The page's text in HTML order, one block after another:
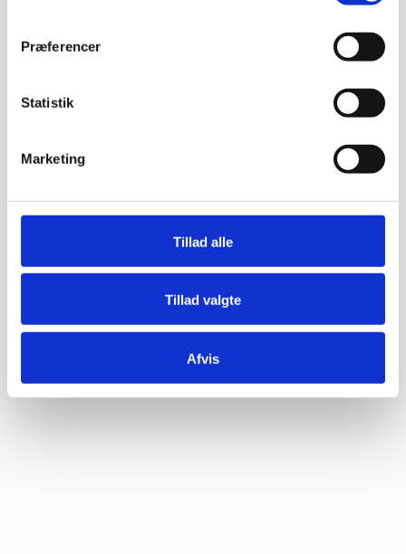
Præferencer
Statistik
Marketing
Tillad alle
Tillad valgte
Afvis